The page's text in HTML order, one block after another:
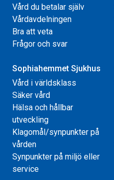
Vård du betalar själv
Vårdavdelningen
Bra att veta
Frågor och svar
Sophiahemmet Sjukhus
Vård i världsklass
Säker vård
Hälsa och hållbar
utveckling
Klagomål/synpunkter på
vården
Synpunkter på miljö eller
service